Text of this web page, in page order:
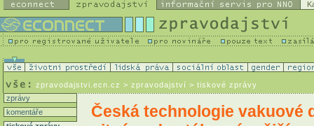
zpravodajstvi.ecn.cz > zpravodajství > tiskové zprávy
zprávy
komentáře
Česká technologie vakuové